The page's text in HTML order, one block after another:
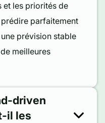
et les priorités de
prédire parfaitement
prévision stable
meilleures
driven
il les